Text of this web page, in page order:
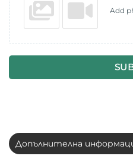
Add
Допълнителна